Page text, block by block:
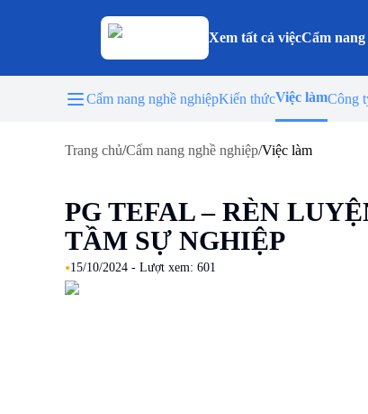
Xem tất cả việcCẩm
Cẩm nang nghề nghiệpKiến thứcViệc làmCông
Trang chủ/Cẩm nang nghề nghiệp/Việc làm
PG TEFAL – RÈN
TẦM SỰ NGHIỆP
•15/10/2024 - Lượt xem: 601